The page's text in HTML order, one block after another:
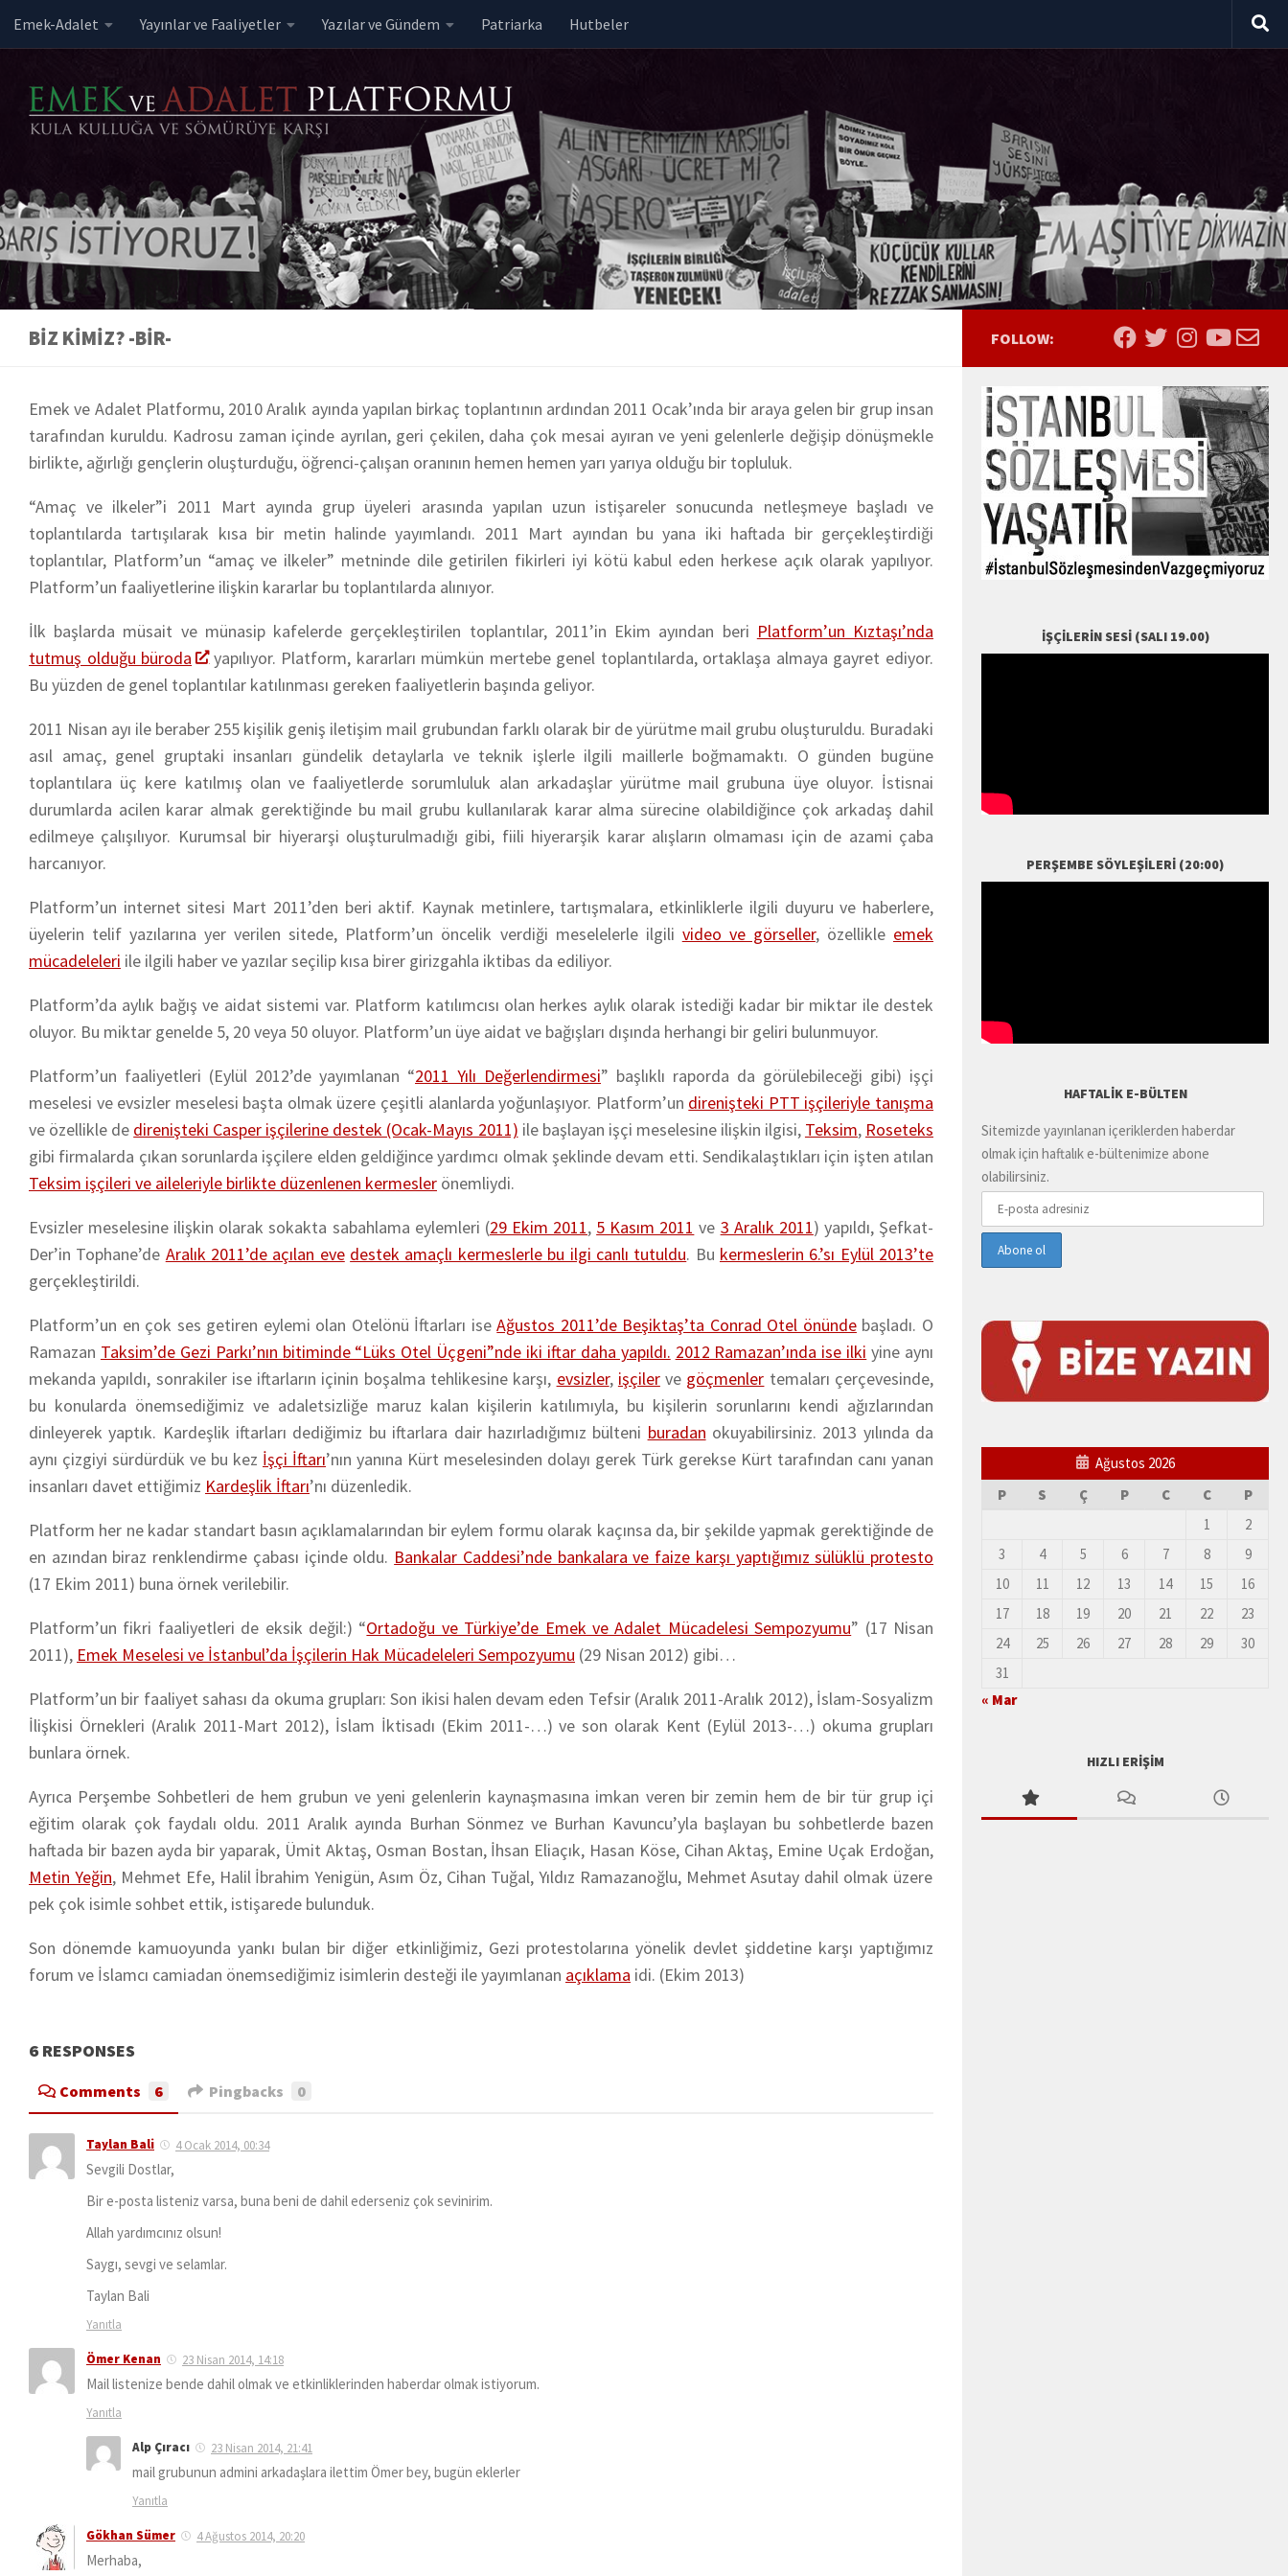
Skip to content
Emek-Adalet Yayınlar ve Faaliyetler Yazılar ve Gündem Patriarka Hutbeler
BIZ KIMIZ? -BIR-
Emek ve Adalet Platformu, 2010 Aralık ayında yapılan birkaç toplantının ardından 2011 Ocak’ında bir araya gelen bir grup insan
tarafından kuruldu. Kadrosu zaman içinde ayrılan, geri çekilen, daha çok mesai ayıran ve yeni gelenlerle değişip dönüşmekle
birlikte, ağırlığı gençlerin oluşturduğu, öğrenci-çalışan oranının hemen hemen yarı yarıya olduğu bir topluluk.
“Amaç ve ilkeler”i 2011 Mart ayında grup üyeleri arasında yapılan uzun istişareler sonucunda netleşmeye başladı ve
toplantılarda tartışılarak kısa bir metin halinde yayımlandı. 2011 Mart ayından bu yana iki haftada bir gerçekleştirdiği
toplantılar, Platform’un “amaç ve ilkeler” metninde dile getirilen fikirleri iyi kötü kabul eden herkese açık olarak yapılıyor.
Platform’un faaliyetlerine ilişkin kararlar bu toplantılarda alınıyor.
İlk başlarda müsait ve münasip kafelerde gerçekleştirilen toplantılar, 2011’in Ekim ayından beri Platform’un Kıztaşı’nda
tutmuş olduğu büroda
yapılıyor. Platform, kararları mümkün mertebe genel toplantılarda, ortaklaşa almaya gayret ediyor.
Bu yüzden de genel toplantılar katılınması gereken faaliyetlerin başında geliyor.
2011 Nisan ayı ile beraber 255 kişilik geniş iletişim mail grubundan farklı olarak bir de yürütme mail grubu oluşturuldu. Buradaki
asıl amaç, genel gruptaki insanları gündelik detaylarla ve teknik işlerle ilgili maillerle boğmamaktı. O günden bugüne
toplantılara üç kere katılmış olan ve faaliyetlerde sorumluluk alan arkadaşlar yürütme mail grubuna üye oluyor. İstisnai
durumlarda acilen karar almak gerektiğinde bu mail grubu kullanılarak karar alma sürecine olabildiğince çok arkadaş dahil
edilmeye çalışılıyor. Kurumsal bir hiyerarşi oluşturulmadığı gibi, fiili hiyerarşik karar alışların olmaması için de azami çaba
harcanıyor.
Platform’un internet sitesi Mart 2011’den beri aktif. Kaynak metinlere, tartışmalara, etkinliklerle ilgili duyuru ve haberlere,
üyelerin telif yazılarına yer verilen sitede, Platform’un öncelik verdiği meselelerle ilgili video ve görseller, özellikle emek
mücadeleleri ile ilgili haber ve yazılar seçilip kısa birer girizgahla iktibas da ediliyor.
Platform’da aylık bağış ve aidat sistemi var. Platform katılımcısı olan herkes aylık olarak istediği kadar bir miktar ile destek
oluyor. Bu miktar genelde 5, 20 veya 50 oluyor. Platform’un üye aidat ve bağışları dışında herhangi bir geliri bulunmuyor.
Platform’un faaliyetleri (Eylül 2012’de yayımlanan “2011 Yılı Değerlendirmesi” başlıklı raporda da görülebileceği gibi) işçi
meselesi ve evsizler meselesi başta olmak üzere çeşitli alanlarda yoğunlaşıyor. Platform’un direnişteki PTT işçileriyle tanışma
ve özellikle de direnişteki Casper işçilerine destek (Ocak-Mayıs 2011) ile başlayan işçi meselesine ilişkin ilgisi, Teksim, Roseteks
gibi firmalarda çıkan sorunlarda işçilere elden geldiğince yardımcı olmak şeklinde devam etti. Sendikalaştıkları için işten atılan
Teksim işçileri ve aileleriyle birlikte düzenlenen kermesler önemliydi.
Evsizler meselesine ilişkin olarak sokakta sabahlama eylemleri (29 Ekim 2011, 5 Kasım 2011 ve 3 Aralık 2011) yapıldı, Şefkat-
Der’in Tophane’de Aralık 2011’de açılan eve destek amaçlı kermeslerle bu ilgi canlı tutuldu. Bu kermeslerin 6.’sı Eylül 2013’te
gerçekleştirildi.
Platform’un en çok ses getiren eylemi olan Otelönü İftarları iseAğustos 2011’de Beşiktaş’ta Conrad Otel önündebaşladı. O
Ramazan Taksim’de Gezi Parkı’nın bitiminde “Lüks Otel Üçgeni”nde iki iftar daha yapıldı. 2012 Ramazan’ında ise ilki yine aynı
mekanda yapıldı, sonrakiler ise iftarların içinin boşalma tehlikesine karşı, evsizler, işçilerve göçmenler temaları çerçevesinde,
bu konularda önemsediğimiz ve adaletsizliğe maruz kalan kişilerin katılımıyla, bu kişilerin sorunlarını kendi ağızlarından
dinleyerek yaptık. Kardeşlik iftarları dediğimiz bu iftarlara dair hazırladığımız bülteni buradan okuyabilirsiniz. 2013 yılında da
aynı çizgiyi sürdürdük ve bu kez İşçi İftarı’nın yanına Kürt meselesinden dolayı gerek Türk gerekse Kürt tarafından canı yanan
insanları davet ettiğimiz Kardeşlik İftarı’nı düzenledik.
Platform her ne kadar standart basın açıklamalarından bir eylem formu olarak kaçınsa da, bir şekilde yapmak gerektiğinde de
en azından biraz renklendirme çabası içinde oldu. Bankalar Caddesi’nde bankalara ve faize karşı yaptığımız sülüklü protesto
(17 Ekim 2011) buna örnek verilebilir.
Platform’un fikri faaliyetleri de eksik değil:) “Ortadoğu ve Türkiye’de Emek ve Adalet Mücadelesi Sempozyumu” (17 Nisan
2011), Emek Meselesi ve İstanbul’da İşçilerin Hak Mücadeleleri Sempozyumu (29 Nisan 2012) gibi…
Platform’un bir faaliyet sahası da okuma grupları: Son ikisi halen devam eden Tefsir (Aralık 2011-Aralık 2012), İslam-Sosyalizm
İlişkisi Örnekleri (Aralık 2011-Mart 2012), İslam İktisadı (Ekim 2011-…) ve son olarak Kent (Eylül 2013-…) okuma grupları
bunlara örnek.
Ayrıca Perşembe Sohbetleri de hem grubun ve yeni gelenlerin kaynaşmasına imkan veren bir zemin hem de bir tür grup içi
eğitim olarak çok faydalı oldu. 2011 Aralık ayında Burhan Sönmez ve Burhan Kavuncu’yla başlayan bu sohbetlerde bazen
haftada bir bazen ayda bir yaparak, Ümit Aktaş, Osman Bostan, İhsan Eliaçık, Hasan Köse, Cihan Aktaş, Emine Uçak Erdoğan,
Metin Yeğin, Mehmet Efe, Halil İbrahim Yenigün, Asım Öz, Cihan Tuğal, Yıldız Ramazanoğlu, Mehmet Asutay dahil olmak üzere
pek çok isimle sohbet ettik, istişarede bulunduk.
Son dönemde kamuoyunda yankı bulan bir diğer etkinliğimiz, Gezi protestolarına yönelik devlet şiddetine karşı yaptığımız
forum ve İslamcı camiadan önemsediğimiz isimlerin desteği ile yayımlanan açıklama idi. (Ekim 2013)
6 RESPONSES
Comments 6 Pingbacks 0
Taylan Bali 4 Ocak 2014, 00:34
Sevgili Dostlar,
Bir e-posta listeniz varsa, buna beni de dahil ederseniz çok sevinirim.
Allah yardımcınız olsun!
Saygı, sevgi ve selamlar.
Taylan Bali
Yanıtla
Ömer Kenan 23 Nisan 2014, 14:18
Mail listenize bende dahil olmak ve etkinliklerinden haberdar olmak istiyorum.
Yanıtla
Alp Çıracı 23 Nisan 2014, 21:41
mail grubunun admini arkadaşlara ilettim Ömer bey, bugün eklerler
Yanıtla
Gökhan Sümer 4 Ağustos 2014, 20:20
Merhaba,
FOLLOW:
İŞÇILERIN SESI (SALI 19.00)
PERŞEMBE SÖYLEŞILERI (20:00)
HAFTALIK E-BÜLTEN
Sitemizde yayınlanan içeriklerden haberdar
olmak için haftalık e-bültenimize abone
olabilirsiniz.
Ağustos 2026
P
S Ç P C C
P
1
2
3
4 5 6 7 8
9
10
11 12 13 14 15
16
17
18 19 20 21 22
23
24
25 26 27 28 29
30
31
« Mar
HIZLI ERIŞIM